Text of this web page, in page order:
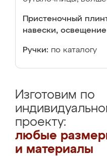
Пристеночный
навески, освещение
Ручки: по каталогу
Изготовим по
проекту:
любые
и материалы